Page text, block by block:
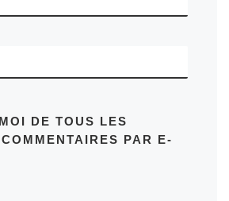
DE TOUS LES
PAR E-